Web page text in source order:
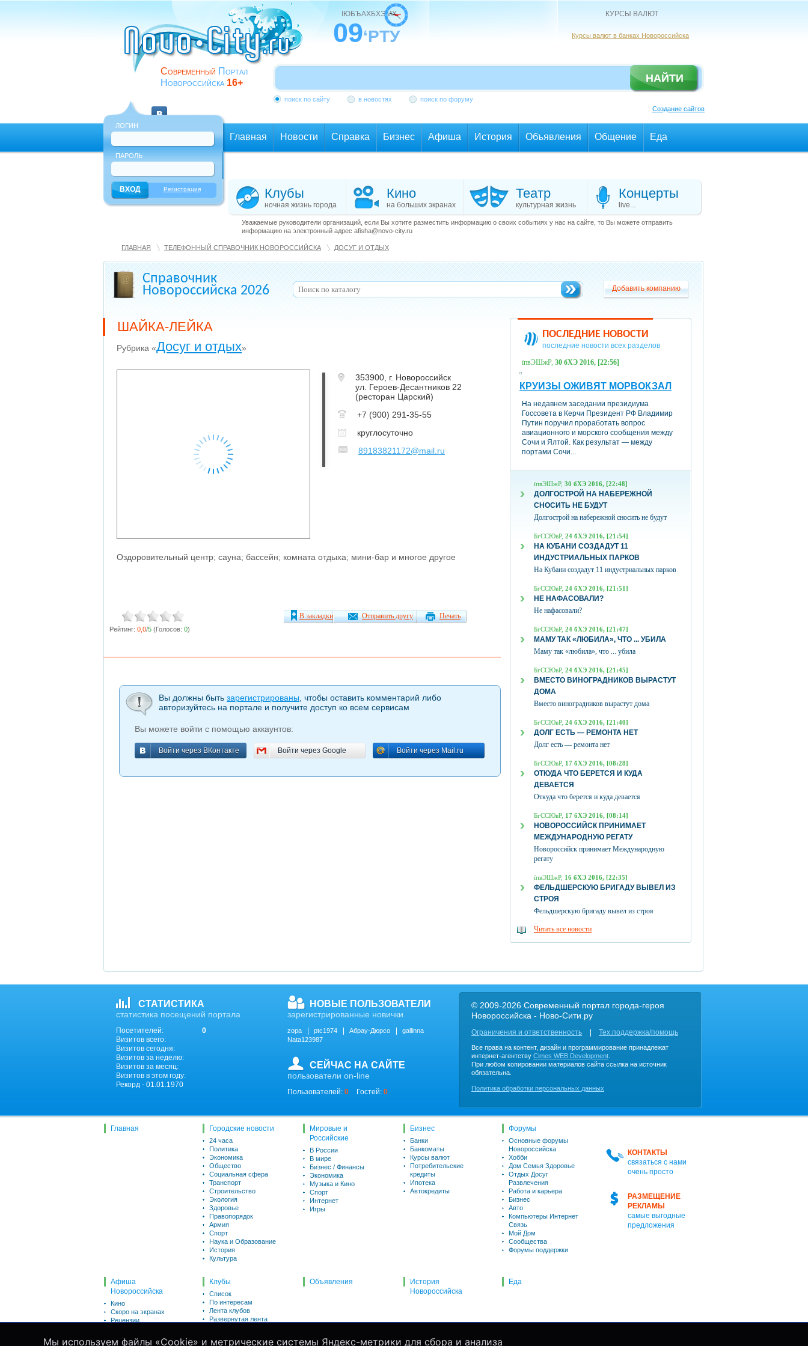
Современный Портал
Новороссийска 16+
ІЮБЪАХБХЭМХ
09‘РТУ
КУРСЫ ВАЛЮТ
Курсы валют в банках Новороссийска
поиск по сайту в новостях
поиск по форуму
Создание сайтов
ЛОГИН
ПАРОЛЬ
Регистрация
Главная Новости Справка Бизнес Афиша История Объявления Общение Еда
Клубы
ночная жизнь города
Кино
на больших экранах
Театр
культурная жизнь
Концерты
live...
Уважаемые руководители организаций, если Вы хотите разместить информацию о своих событиях у нас на сайте, то Вы можете отправить
информацию на электронный адрес afisha@novo-city.ru
ГЛАВНАЯ ТЕЛЕФОННЫЙ СПРАВОЧНИК НОВОРОССИЙСКА ДОСУГ И ОТДЫХ
Справочник
Новороссийска 2026
Добавить компанию
Добавить компанию
ШАЙКА-ЛЕЙКА
Рубрика «Досуг и отдых»
353900 г. Новороссийск
ул. Героев-Десантников 22
(ресторан Царский)
+7 (900) 291-35-55
круглосуточно
89183821172@mail.ru
Оздоровительный центр; сауна; бассейн; комната отдыха; мини-бар и многое другое
Рейтинг: 0,0/5 (Голосов: 0)
В закладки Отправить другу Печать
Вы должны быть зарегистрированы , чтобы оставить комментарий либо
авторизуйтесь на портале и получите доступ ко всем сервисам
Вы можете войти с помощью аккаунтов:
Войти через ВКонтакте
Войти через ВКонтакте Войти через Google
Войти через Google Войти через Mail.ru
Войти через Mail.ru
ПОСЛЕДНИЕ НОВОСТИ
последние новости всех разделов
їпвЭШжР, 30 бХЭ 2016, [22:56]
КРУИЗЫ ОЖИВЯТ МОРВОКЗАЛ
На недавнем заседании президиума
Госсовета в Керчи Президент РФ Владимир
Путин поручил проработать вопрос
авиационного и морского сообщения между
Сочи и Ялтой. Как результат — между
портами Сочи...
їпвЭШжР, 30 бХЭ 2016, [22:48]
ДОЛГОСТРОЙ НА НАБЕРЕЖНОЙ
СНОСИТЬ НЕ БУДУТ
Долгострой на набережной сносить не будут
БгССЮвР, 24 бХЭ 2016, [21:54]
НА КУБАНИ СОЗДАДУТ 11
ИНДУСТРИАЛЬНЫХ ПАРКОВ
На Кубани создадут 11 индустриальных парков
БгССЮвР, 24 бХЭ 2016, [21:51]
НЕ НАФАСОВАЛИ?
Не нафасовали?
БгССЮвР, 24 бХЭ 2016, [21:47]
МАМУ ТАК «ЛЮБИЛА», ЧТО ... УБИЛА
Маму так «любила», что ... убила
БгССЮвР, 24 бХЭ 2016, [21:45]
ВМЕСТО ВИНОГРАДНИКОВ ВЫРАСТУТ
ДОМА
Вместо виноградников вырастут дома
БгССЮвР, 24 бХЭ 2016, [21:40]
ДОЛГ ЕСТЬ — РЕМОНТА НЕТ
Долг есть — ремонта нет
БгССЮвР, 17 бХЭ 2016, [08:28]
ОТКУДА ЧТО БЕРЕТСЯ И КУДА
ДЕВАЕТСЯ
Откуда что берется и куда девается
БгССЮвР, 17 бХЭ 2016, [08:14]
НОВОРОССИЙСК ПРИНИМАЕТ
МЕЖДУНАРОДНУЮ РЕГАТУ
Новороссийск принимает Международную
регату
їпвЭШжР, 16 бХЭ 2016, [22:35]
ФЕЛЬДШЕРСКУЮ БРИГАДУ ВЫВЕЛ ИЗ
СТРОЯ
Фельдшерскую бригаду вывел из строя
Читать все новости
© 2009-2026 Современный портал города-героя
Новороссийска - Ново-Сити.ру
Ограничения и ответственность Тех.поддержка/помощь
Все права на контент, дизайн и программирование принадлежат
интернет-агентству Cimes WEB Development
При любом копировании материалов сайта ссылка на источник
обязательна.
Политика обработки персональных данных
СТАТИСТИКА
статистика посещений портала
Посетителей:
0
Визитов всего:
Визитов сегодня:
Визитов за неделю:
Визитов за месяц:
Визитов в этом году:
Рекорд - 01.01.1970
НОВЫЕ ПОЛЬЗОВАТЕЛИ
зарегистрированные новички
zopa ptc1974 Абрау-Дюрсо
gallinna
Nata123987
СЕЙЧАС НА САЙТЕ
пользователи on-line
Пользователей: 0 Гостей: 0
КОНТАКТЫ
связаться с нами
очень просто
РАЗМЕЩЕНИЕ
РЕКЛАМЫ
самые выгодные
предложения
Главная Городские новости
24 часа
Политика
Экономика
Общество
Социальная сфера
Транспорт
Строительство
Экология
Здоровье
Правопорядок
Армия
Спорт
Наука и Образование
История
Культура
Мировые и
Российские
В России
В мире
Бизнес / Финансы
Экономика
Музыка и Кино
Спорт
Интернет
Игры
Бизнес
Банки
Банкоматы
Курсы валют
Потребительские
кредиты
Ипотека
Автокредиты
Форумы
Основные форумы
Новороссийска
Хобби
Дом Семья Здоровье
Отдых Досуг
Развлечения
Работа и карьера
Бизнес
Авто
Компьютеры Интернет
Связь
Мой Дом
Сообщества
Форумы поддержки
Афиша
Новороссийска
Кино
Скоро на экранах
Рецензии
Для детей
Клубы
Список
По интересам
Лента клубов
Развернутая лента
Список
Объявления
История
Новороссийска
Еда
Мы используем файлы «Cookie» и метрические системы Яндекс-метрики для сбора и анализа